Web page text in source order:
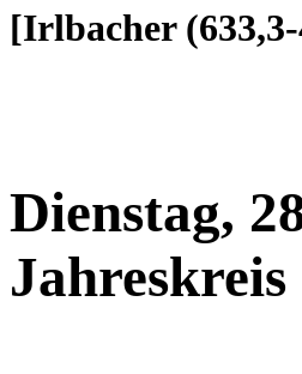
[Irlbacher
Dienstag,
Jahreskreis